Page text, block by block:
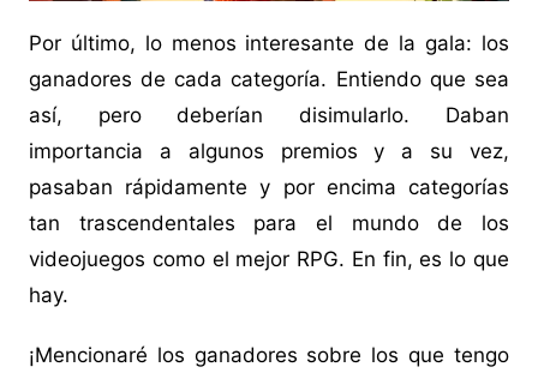
Por último, lo menos interesante de la gala: los
ganadores de cada categoría. Entiendo que sea
así, pero deberían disimularlo. Daban
importancia a algunos premios y a su vez,
pasaban rápidamente y por encima categorías
tan trascendentales para el mundo de los
videojuegos como el mejor RPG. En fin, es lo que
hay.
¡Mencionaré los ganadores sobre los que tengo